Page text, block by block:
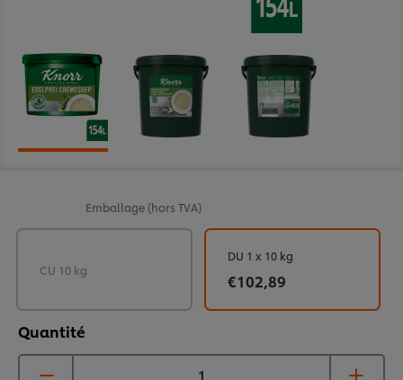
Emballage (hors TVA)
Quantité
CU 10 kg
DU 1 x 10 kg
€102,89